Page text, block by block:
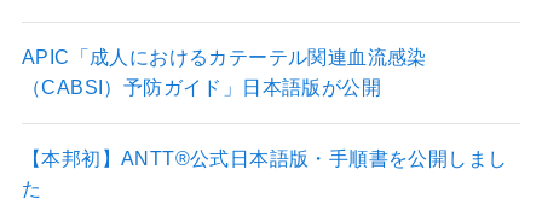
APIC「成人におけるカテーテル関連血流感染
（CABSI）予防ガイド」日本語版が公開
【本邦初】ANTT®公式日本語版・手順書を公開しまし
た